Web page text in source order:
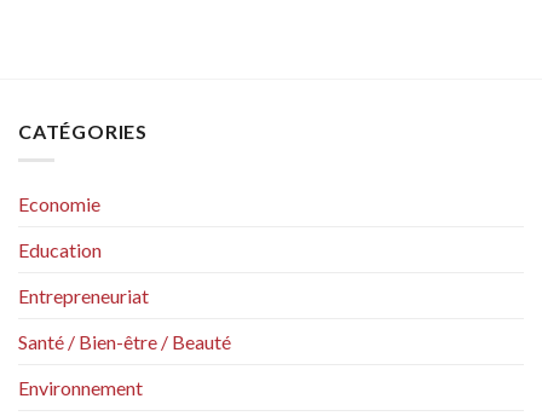
CATÉGORIES
Economie
Education
Entrepreneuriat
Santé / Bien-être / Beauté
Environnement